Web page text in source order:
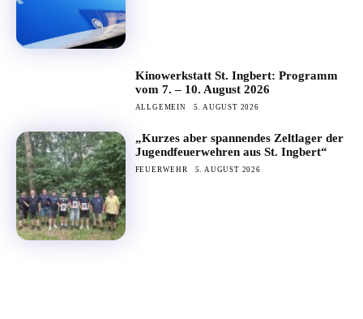
Kinowerkstatt St. Ingbert: Programm
vom 7. – 10. August 2026
ALLGEMEIN 5. AUGUST 2026
„Kurzes aber spannendes Zeltlager der
Jugendfeuerwehren aus St. Ingbert“
FEUERWEHR 5. AUGUST 2026